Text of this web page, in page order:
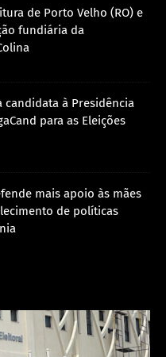
de Porto Velho (RO) e
fundiária da
candidata à Presidência
para as Eleições
mais apoio às mães
de políticas